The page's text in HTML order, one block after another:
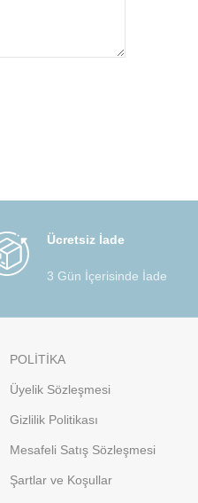
Ücretsiz İade
3 Gün İçerisinde İade
POLİTİKA
Üyelik Sözleşmesi
Gizlilik Politikası
Mesafeli Satış Sözleşmesi
Şartlar ve Koşullar